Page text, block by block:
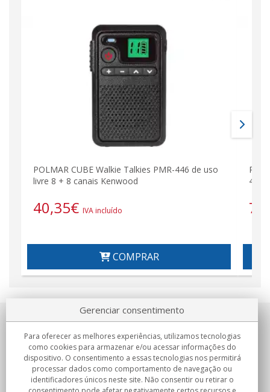
POLMAR CUBE Walkie Talkies PMR-446 de uso
livre 8 + 8 canais Kenwood
40,35€ IVA incluído
COMPRAR
446
Sobre nosotros
Compromissos
Compras
Gerenciar consentimento
Para oferecer as melhores experiências, utilizamos tecnologias
como cookies para armazenar e/ou acessar informações do
dispositivo. O consentimento a essas tecnologias nos permitirá
processar dados como comportamento de navegação ou
identificadores únicos neste site. Não consentir ou retirar o